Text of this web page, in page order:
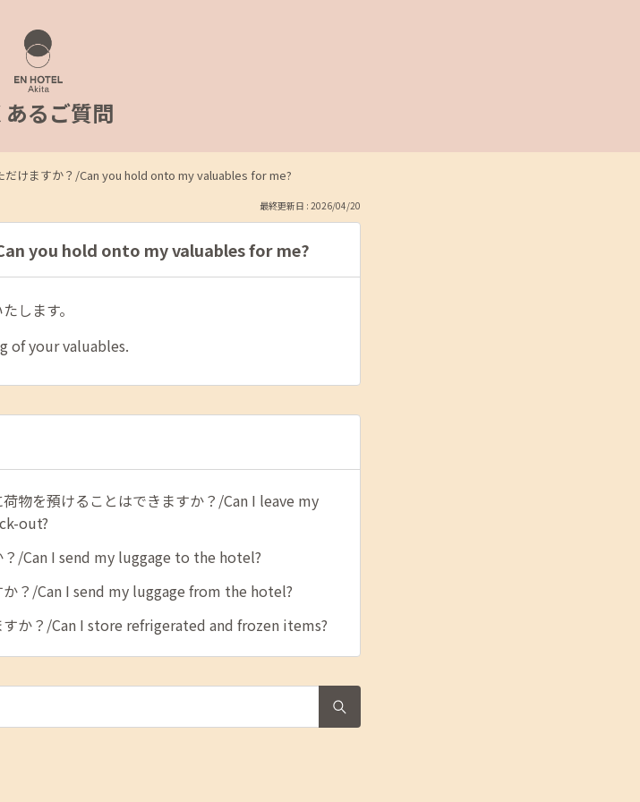
あるご質問
だけますか？/Can you hold onto my valuables for me?
最終更新日 : 2026/04/20
you hold onto my valuables for me?
します。
of your valuables.
物を預けることはできますか？/Can I leave my
out?
/Can I send my luggage to the hotel?
？/Can I send my luggage from the hotel?
か？/Can I store refrigerated and frozen items?